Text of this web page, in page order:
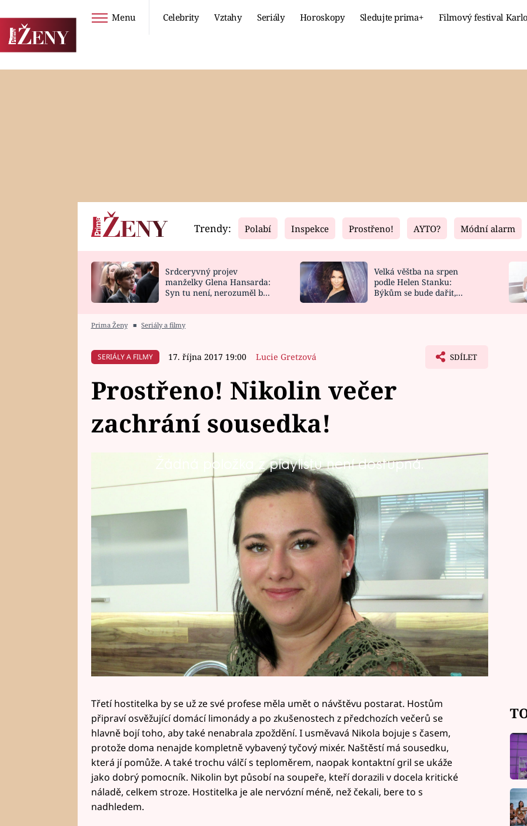
Menu Celebrity Vztahy Seriály Horoskopy Sledujte prima+ Filmový festival
Horoskopy
HOROSKOP NA
Video
CELEBRITY
VAŘENÍ
Fresh
NOVINKY
VIDEORECEPTY
Living
DESIGN
Trendy: Polabí Inspekce Prostřeno! AYTO? Módní alarm
Srdceryvný projev
manželky Glena Hansarda:
Syn tu není, nerozuměl by
Velká věštba na srpen
podle Helen Stanku:
Býkům se bude dařit,
Prima Ženy ■ Seriály a filmy
SERIÁLY A FILMY 17. října 2017 19:00 Lucie Gretzová SDÍLET
Prostřeno! Nikolin večer
zachrání sousedka!
Žádná položka z playlistu není dostupná.
Servírka Nikola (25) působí uvolněným dojmem. Umí se o hosty
postarat a snaží se vše stihnout.
Třetí hostitelka by se už ze své profese měla umět o návštěvu postarat. Hostům
připraví osvěžující domácí limonády a po zkušenostech z předchozích večerů se
hlavně bojí toho, aby také nenabrala zpoždění. I usměvavá Nikola bojuje s časem,
protože doma nenajde kompletně vybavený tyčový mixér. Naštěstí má sousedku,
která jí pomůže. A také trochu válčí s teploměrem, naopak kontaktní gril se ukáže
jako dobrý pomocník. Nikolin byt působí na soupeře, kteří dorazili v docela kritické
náladě, celkem stroze. Hostitelka je ale nervózní méně, než čekali, bere to s
nadhledem.